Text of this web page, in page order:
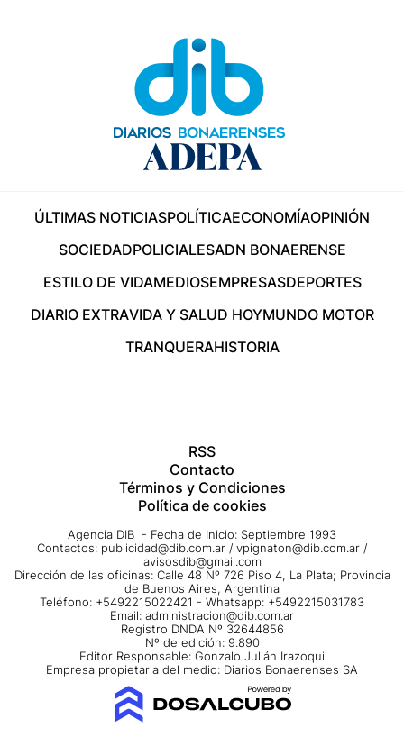
ÚLTIMAS NOTICIASPOLÍTICAECONOMÍAOPINIÓN
SOCIEDADPOLICIALESADN BONAERENSE
ESTILO DE VIDAMEDIOSEMPRESASDEPORTES
DIARIO EXTRAVIDA Y SALUD HOYMUNDO MOTOR
TRANQUERAHISTORIA
RSS
Contacto
Términos y Condiciones
Política de cookies
Agencia DIB - Fecha de Inicio: Septiembre 1993
Contactos: publicidad@dib.com.ar / vpignaton@dib.com.ar /
avisosdib@gmail.com
Dirección de las oficinas: Calle 48 Nº 726 Piso 4, La Plata; Provincia
de Buenos Aires, Argentina
Teléfono: +5492215022421 - Whatsapp: +5492215031783
Email: administracion@dib.com.ar
Registro DNDA Nº 32644856
Nº de edición: 9.890
Editor Responsable: Gonzalo Julián Irazoqui
Empresa propietaria del medio: Diarios Bonaerenses SA